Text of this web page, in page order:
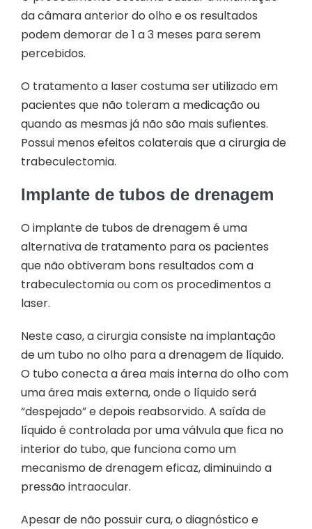
da câmara anterior do olho e os resultados
podem demorar de 1 a 3 meses para serem
percebidos.
O tratamento a laser costuma ser utilizado em
pacientes que não toleram a medicação ou
quando as mesmas já não são mais sufientes.
Possui menos efeitos colaterais que a cirurgia de
trabeculectomia.
Implante de tubos de drenagem
O implante de tubos de drenagem é uma
alternativa de tratamento para os pacientes
que não obtiveram bons resultados com a
trabeculectomia ou com os procedimentos a
laser.
Neste caso, a cirurgia consiste na implantação
de um tubo no olho para a drenagem de líquido.
O tubo conecta a área mais interna do olho com
uma área mais externa, onde o líquido será
“despejado” e depois reabsorvido. A saída de
líquido é controlada por uma válvula que fica no
interior do tubo, que funciona como um
mecanismo de drenagem eficaz, diminuindo a
pressão intraocular.
Apesar de não possuir cura, o diagnóstico e